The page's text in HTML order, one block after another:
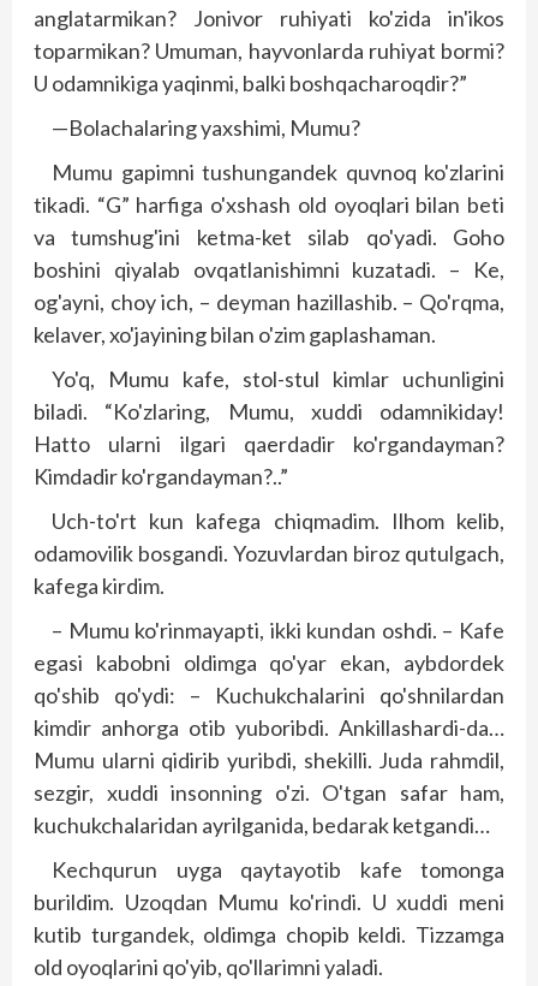
anglatarmikan? Jonivor ruhiyati ko'zida in'ikos
toparmikan? Umuman, hayvonlarda ruhiyat bormi?
U odamnikiga yaqinmi, balki bosh­qacharoqdir?”
—Bolachalaring yaxshimi, Mumu?
Mumu gapimni tushungandek quvnoq ko'zlarini
tikadi. “G” harfiga o'xshash old oyoqlari bilan beti
va tumshug'ini ketma-ket silab qo'yadi. Goho
boshini qiyalab ovqatlanishimni kuzatadi. – Ke,
og'ayni, choy ich, – deyman hazillashib. – Qo'rqma,
kelaver, xo'jayining bilan o'zim gaplashaman.
Yo'q, Mumu kafe, stol-stul kimlar uchunligini
biladi. “Ko'zlaring, Mumu, xuddi odamnikiday!
Hatto ularni ilgari qaerdadir ko'rgandayman?
Kimdadir ko'rgandayman?..”
Uch-to'rt kun kafega chiqmadim. Ilhom kelib,
odamovilik bosgandi. Yozuvlardan biroz qutulgach,
kafega kirdim.
– Mumu ko'rinmayapti, ikki kundan oshdi. – Kafe
egasi kabobni oldimga qo'yar ekan, aybdordek
qo'shib qo'ydi: – Kuchukchalarini qo'shnilardan
kimdir anhorga otib yuboribdi. Ankillashardi-da…
Mumu ularni qidirib yuribdi, shekilli. Juda rahmdil,
sezgir, xuddi insonning o'zi. O'tgan safar ham,
kuchukchalaridan ayrilganida, bedarak ketgandi…
Kechqurun uyga qaytayotib kafe tomonga
burildim. Uzoqdan Mumu ko'rindi. U xuddi meni
kutib turgandek, oldimga chopib keldi. Tizzamga
old oyoqlarini qo'yib, qo'llarimni yaladi.